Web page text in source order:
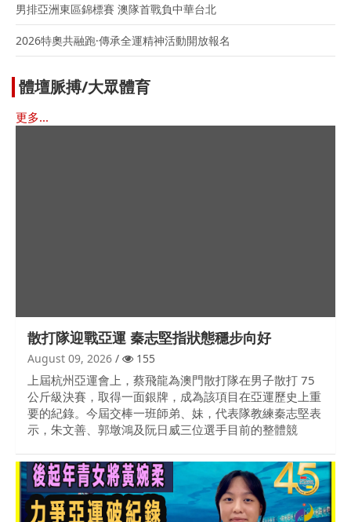
男排亞洲東區錦標賽 澳隊首戰負中華台北
2026特奧共融跑·傳承全運精神活動開放報名
體壇脈搏/大眾體育
更多...
散打隊迎戰亞運 秦志堅指狀態穩步向好
August 09, 2026 155
上屆杭州亞運會上，蔡飛龍為澳門散打隊在男子散打 75
公斤級決賽，取得一面銀牌，成為該項目在亞運歷史上重
要的紀錄。今屆交棒一班師弟、妹，代表隊教練秦志堅表
示，朱文善、郭墩鴻及阮日威三位選手目前的整體競